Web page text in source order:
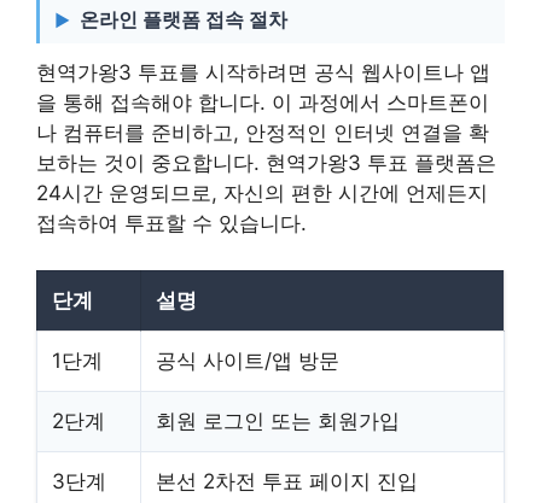
온라인 플랫폼 접속 절차
현역가왕3 투표를 시작하려면 공식 웹사이트나 앱
을 통해 접속해야 합니다. 이 과정에서 스마트폰이
나 컴퓨터를 준비하고, 안정적인 인터넷 연결을 확
보하는 것이 중요합니다. 현역가왕3 투표 플랫폼은
24시간 운영되므로, 자신의 편한 시간에 언제든지
접속하여 투표할 수 있습니다.
단계 설명
1단계 공식 사이트/앱 방문
2단계 회원 로그인 또는 회원가입
3단계 본선 2차전 투표 페이지 진입